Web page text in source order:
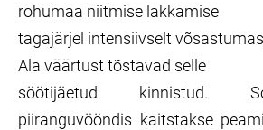
rohumaa niitmise lakkamise
tagajärjel intensiivselt
Ala väärtust tõstavad selle
söötijäetud kinnistud.
piiranguvööndis kaitstakse